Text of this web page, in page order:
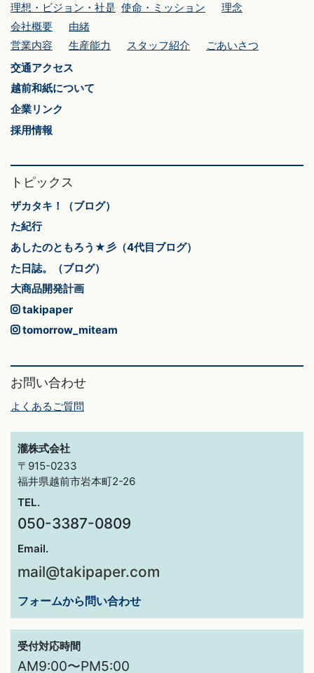
理想・ビジョン・社是 使命・ミッション
理念
会社概要
由緒
営業内容
生産能力 スタッフ紹介
ごあいさつ
交通アクセス
越前和紙について
企業リンク
採用情報
トピックス
ザカタキ！（ブログ）
た紀行
あしたのともろう★彡（4代目ブログ）
た日誌。（ブログ）
大商品開発計画
takipaper
tomorrow_miteam
お問い合わせ
よくあるご質問
瀧株式会社
〒915-0233
福井県越前市岩本町2-26
TEL.
050-3387-0809
Email.
mail@takipaper.com
フォームから問い合わせ
受付対応時間
AM9:00〜PM5:00